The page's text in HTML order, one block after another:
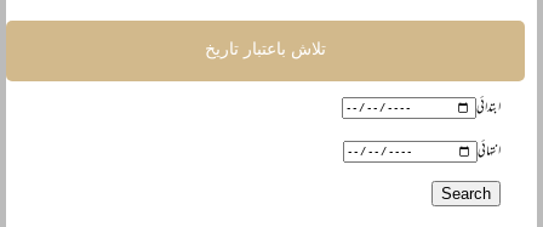
تلاش باعتبار تاریخ
ابتدائی
انتہائی